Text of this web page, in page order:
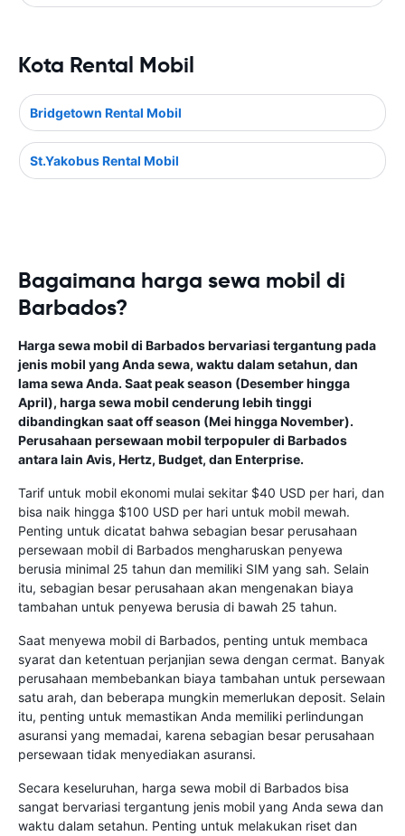
Kota Rental Mobil
Bridgetown Rental Mobil
St.Yakobus Rental Mobil
Bagaimana harga sewa mobil di
Barbados?
Harga sewa mobil di Barbados bervariasi tergantung pada
jenis mobil yang Anda sewa, waktu dalam setahun, dan
lama sewa Anda. Saat peak season (Desember hingga
April), harga sewa mobil cenderung lebih tinggi
dibandingkan saat off season (Mei hingga November).
Perusahaan persewaan mobil terpopuler di Barbados
antara lain Avis, Hertz, Budget, dan Enterprise.
Tarif untuk mobil ekonomi mulai sekitar $40 USD per hari, dan
bisa naik hingga $100 USD per hari untuk mobil mewah.
Penting untuk dicatat bahwa sebagian besar perusahaan
persewaan mobil di Barbados mengharuskan penyewa
berusia minimal 25 tahun dan memiliki SIM yang sah. Selain
itu, sebagian besar perusahaan akan mengenakan biaya
tambahan untuk penyewa berusia di bawah 25 tahun.
Saat menyewa mobil di Barbados, penting untuk membaca
syarat dan ketentuan perjanjian sewa dengan cermat. Banyak
perusahaan membebankan biaya tambahan untuk persewaan
satu arah, dan beberapa mungkin memerlukan deposit. Selain
itu, penting untuk memastikan Anda memiliki perlindungan
asuransi yang memadai, karena sebagian besar perusahaan
persewaan tidak menyediakan asuransi.
Secara keseluruhan, harga sewa mobil di Barbados bisa
sangat bervariasi tergantung jenis mobil yang Anda sewa dan
waktu dalam setahun. Penting untuk melakukan riset dan